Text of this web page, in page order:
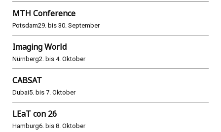
MTH Conference
Potsdam29. bis 30. September
Imaging World
Nürnberg2. bis 4. Oktober
CABSAT
Dubai5. bis 7. Oktober
LEaT con 26
Hamburg6. bis 8. Oktober